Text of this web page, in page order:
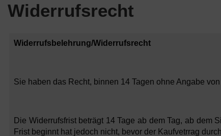
Widerrufsrecht
Widerrufsbelehrung/Widerrufsrecht
Sie haben das Recht, binnen 14 Tagen ohne Angabe
Die Widerrufsfrist beträgt 14 Tage ab dem Tag, ab dem
Frist beginnt hat jedoch nicht, bevor der Kaufvetrrag